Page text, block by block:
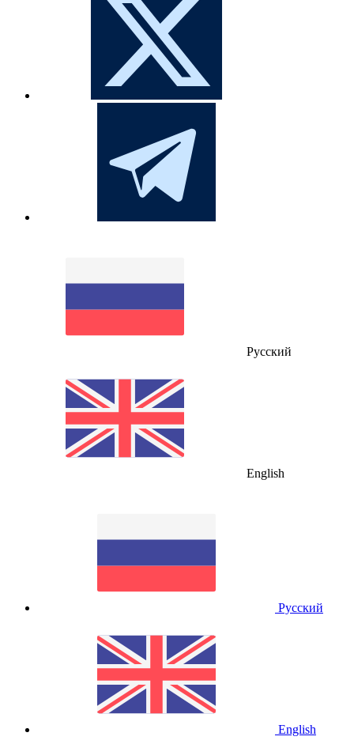
Русский
English
Русский
English